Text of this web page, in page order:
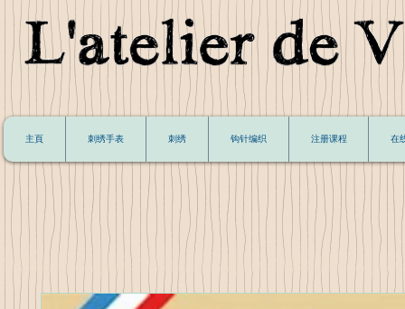
主頁 刺绣手表 刺绣 钩针编织 注册课程 在